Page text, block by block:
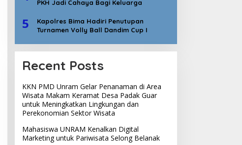
PKH Jadi Cahaya Bagi Keluarga
5
Kapolres Bima Hadiri Penutupan
Turnamen Volly Ball Dandim Cup I
Recent Posts
KKN PMD Unram Gelar Penanaman di Area
Wisata Makam Keramat Desa Padak Guar
untuk Meningkatkan Lingkungan dan
Perekonomian Sektor Wisata
Mahasiswa UNRAM Kenalkan Digital
Marketing untuk Pariwisata Selong Belanak